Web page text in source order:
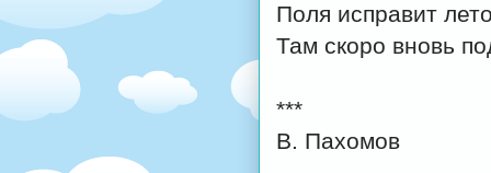
Поля исправит
Там скоро вновь
***
В. Пахомов